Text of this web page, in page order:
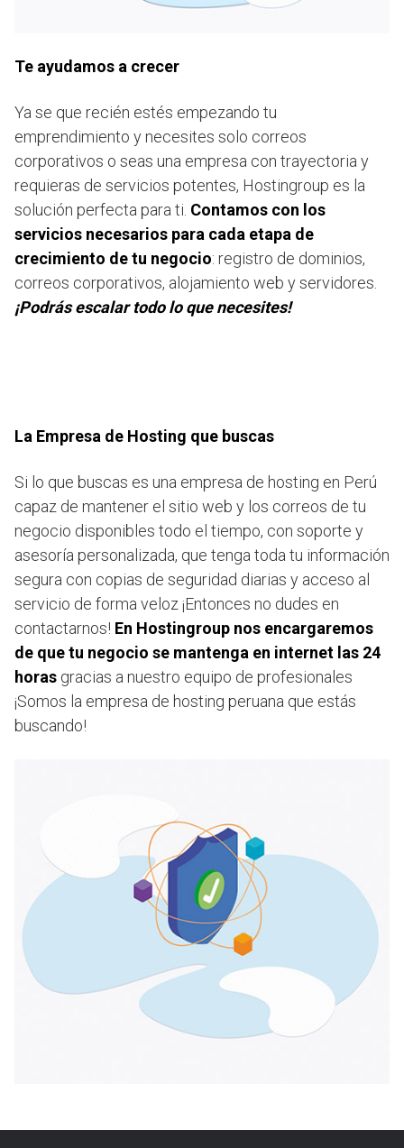
Te ayudamos a crecer
Ya se que recién estés empezando tu
emprendimiento y necesites solo correos
corporativos o seas una empresa con trayectoria y
requieras de servicios potentes, Hostingroup es la
solución perfecta para ti. Contamos con los
servicios necesarios para cada etapa de
crecimiento de tu negocio: registro de dominios,
correos corporativos, alojamiento web y servidores.
¡Podrás escalar todo lo que necesites!
La Empresa de Hosting que buscas
Si lo que buscas es una empresa de hosting en Perú
capaz de mantener el sitio web y los correos de tu
negocio disponibles todo el tiempo, con soporte y
asesoría personalizada, que tenga toda tu información
segura con copias de seguridad diarias y acceso al
servicio de forma veloz ¡Entonces no dudes en
contactarnos! En Hostingroup nos encargaremos
de que tu negocio se mantenga en internet las 24
horas gracias a nuestro equipo de profesionales
¡Somos la empresa de hosting peruana que estás
buscando!